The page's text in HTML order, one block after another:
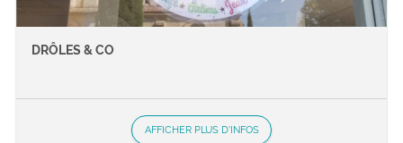
DRÔLES & CO
AFFICHER PLUS D'INFOS